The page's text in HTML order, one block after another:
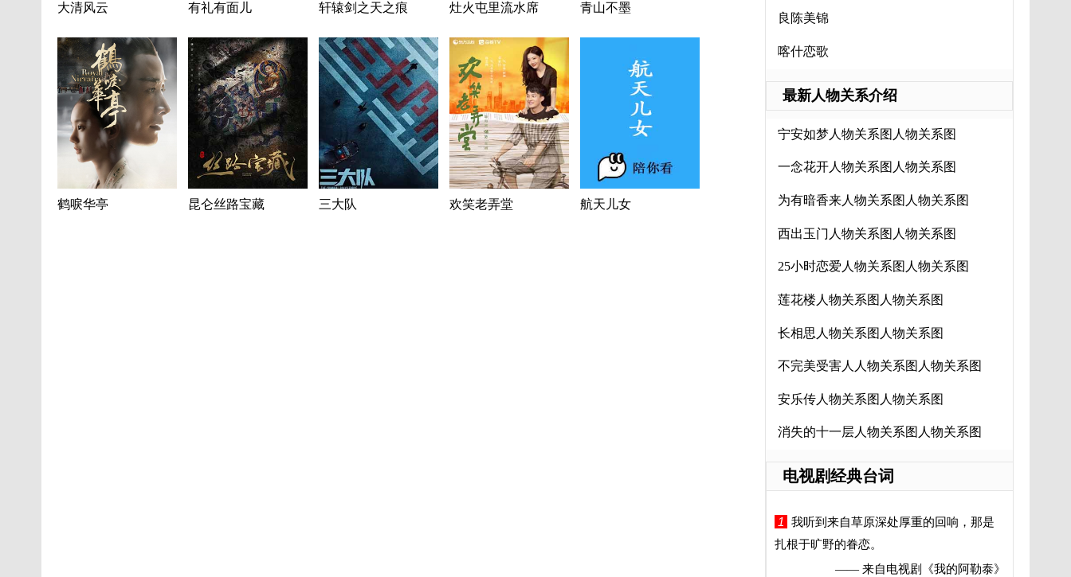
大清风云 有礼有面儿 轩辕剑之天之痕 灶火屯里流水席 青山不墨
鹤唳华亭 昆仑丝路宝藏 三大队 欢笑老弄堂 航天儿女
良陈美锦
喀什恋歌
最新人物关系介绍
宁安如梦人物关系图人物关系图
一念花开人物关系图人物关系图
为有暗香来人物关系图人物关系图
西出玉门人物关系图人物关系图
25小时恋爱人物关系图人物关系图
莲花楼人物关系图人物关系图
长相思人物关系图人物关系图
不完美受害人人物关系图人物关系图
安乐传人物关系图人物关系图
消失的十一层人物关系图人物关系图
电视剧经典台词
1
我听到来自草原深处厚重的回响，那是
扎根于旷野的眷恋。
—— 来自电视剧
《我的阿勒泰》